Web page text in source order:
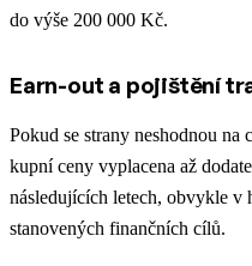
do výše 200 000 Kč.
Earn-out a pojištění
Pokud se strany neshodnou na
kupní ceny vyplacena až
následujících letech, obvykle v
stanovených finančních cílů.